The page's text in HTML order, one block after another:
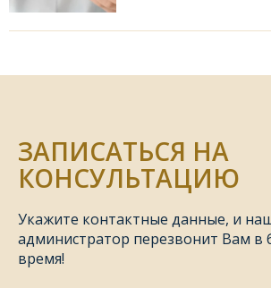
ЗАПИСАТЬСЯ НА
КОНСУЛЬТАЦИЮ
Укажите контактные данные, и
администратор перезвонит Вам в
время!